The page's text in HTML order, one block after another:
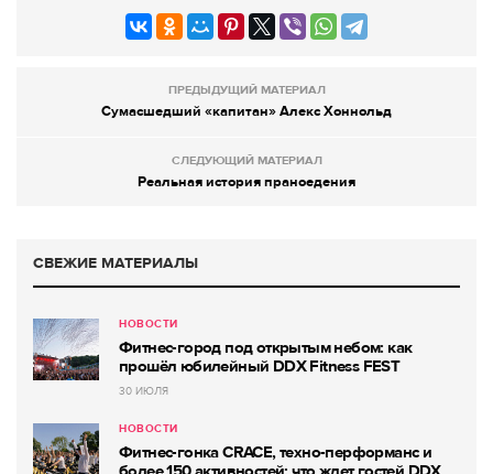
ПРЕДЫДУЩИЙ МАТЕРИАЛ
Сумасшедший «капитан» Алекс Хоннольд
СЛЕДУЮЩИЙ МАТЕРИАЛ
Реальная история праноедения
СВЕЖИЕ МАТЕРИАЛЫ
НОВОСТИ
Фитнес-город под открытым небом: как
прошёл юбилейный DDX Fitness FEST
30 ИЮЛЯ
НОВОСТИ
Фитнес-гонка CRACE, техно-перформанс и